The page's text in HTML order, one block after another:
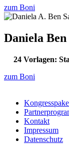
zum Boni
Daniela Ben
24 Vorlagen:
zum Boni
Kontakt
Impressum
Datenschutz